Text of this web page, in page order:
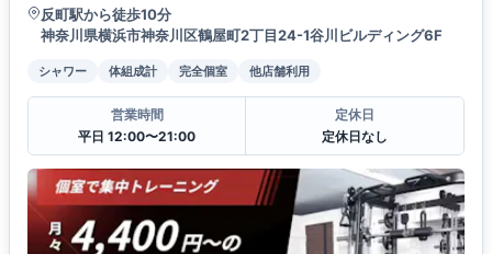
反町駅から徒歩10分
神奈川県横浜市神奈川区鶴屋町2丁目24-1谷川ビルディング6F
シャワー 体組成計 完全個室 他店舗利用
営業時間
平日 12:00〜21:00
定休日
定休日なし